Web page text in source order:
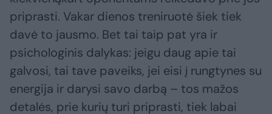
priprasti. Vakar dienos treniruotė šiek tiek
davė to jausmo. Bet tai taip pat yra ir
psichologinis dalykas: jeigu daug apie tai
galvosi, tai tave paveiks, jei eisi į rungtynes su
energija ir darysi savo darbą – tos mažos
detalės, prie kurių turi priprasti, tiek labai